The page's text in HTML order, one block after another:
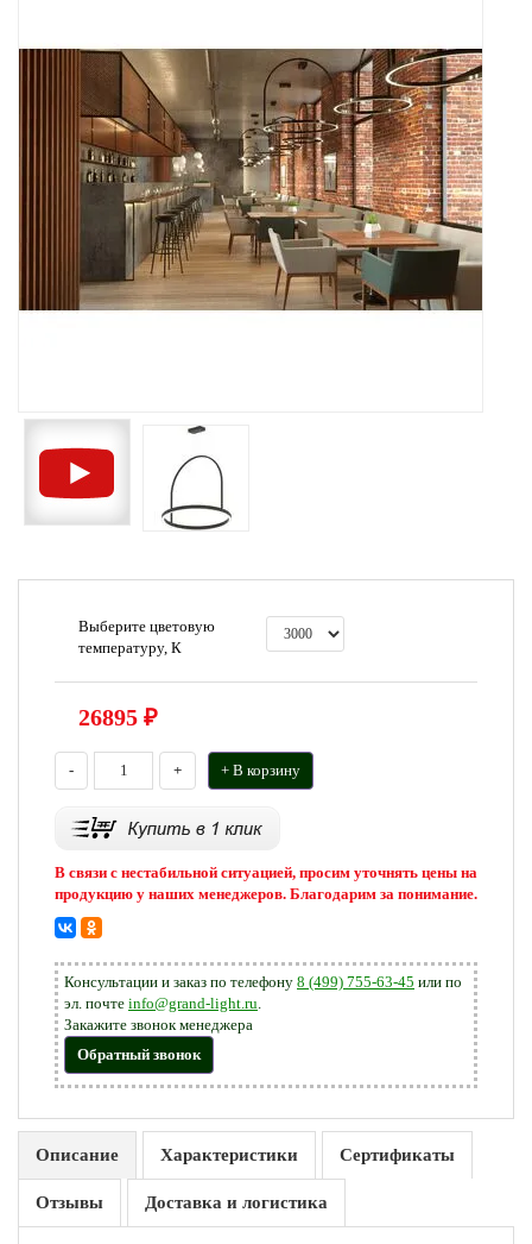
Выберите цветовую
температуру, К
26895 ₽
- + + В корзину
В связи с нестабильной ситуацией, просим уточнять цены на
продукцию у наших менеджеров. Благодарим за понимание.
Консультации и заказ по телефону 8 (499) 755-63-45 или по
эл. почте info@grand-light.ru.
Закажите звонок менеджера
Обратный звонок
Описание Характеристики Сертификаты
Отзывы Доставка и логистика